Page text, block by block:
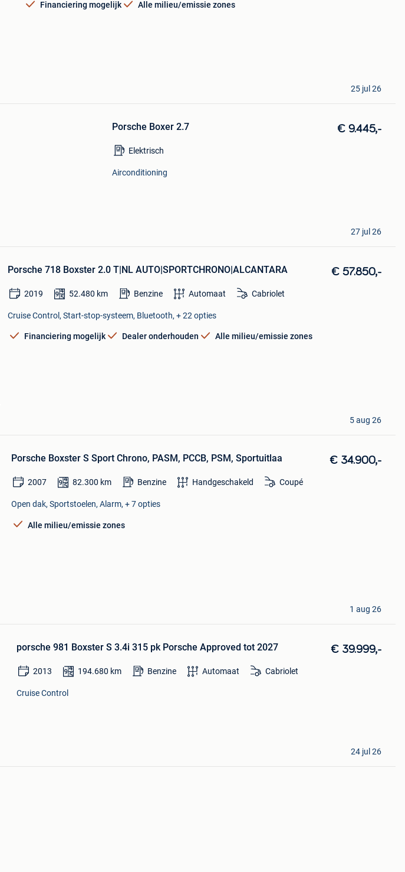
Financiering mogelijk Alle milieu/emissie zones
25 jul 26
Porsche Boxer 2.7 € 9.445,-
Elektrisch
Airconditioning
27 jul 26
Porsche 718 Boxster 2.0 T|NL AUTO|SPORTCHRONO|ALCANTARA € 57.850,-
2019 52.480 km Benzine Automaat Cabriolet
Cruise Control, Start-stop-systeem, Bluetooth, + 22 opties
Financiering mogelijk Dealer onderhouden Alle milieu/emissie zones
5 aug 26
Porsche Boxster S Sport Chrono, PASM, PCCB, PSM, Sportuitlaa € 34.900,-
2007 82.300 km Benzine Handgeschakeld Coupé
Open dak, Sportstoelen, Alarm, + 7 opties
Alle milieu/emissie zones
1 aug 26
porsche 981 Boxster S 3.4i 315 pk Porsche Approved tot 2027 € 39.999,-
2013 194.680 km Benzine Automaat Cabriolet
Cruise Control
24 jul 26